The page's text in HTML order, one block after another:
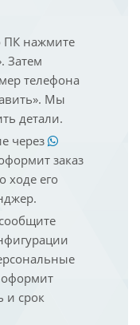
ПК нажмите
Затем
телефона
Мы
детали.
через
заказ
ходе его
оформит
и срок